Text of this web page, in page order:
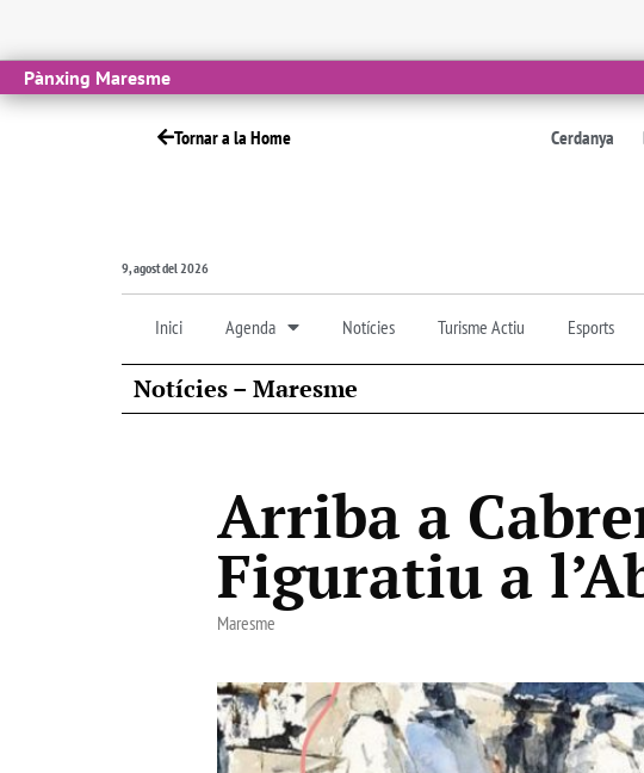
Pànxing Maresme
Tornar a la Home Cerdanya
9, agost del 2026
Inici Agenda Notícies Turisme Actiu Esports
Notícies – Maresme
Arriba a
Figuratiu a
Maresme